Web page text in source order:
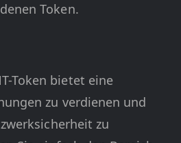
Token.
Token bietet eine
zu verdienen und
zu